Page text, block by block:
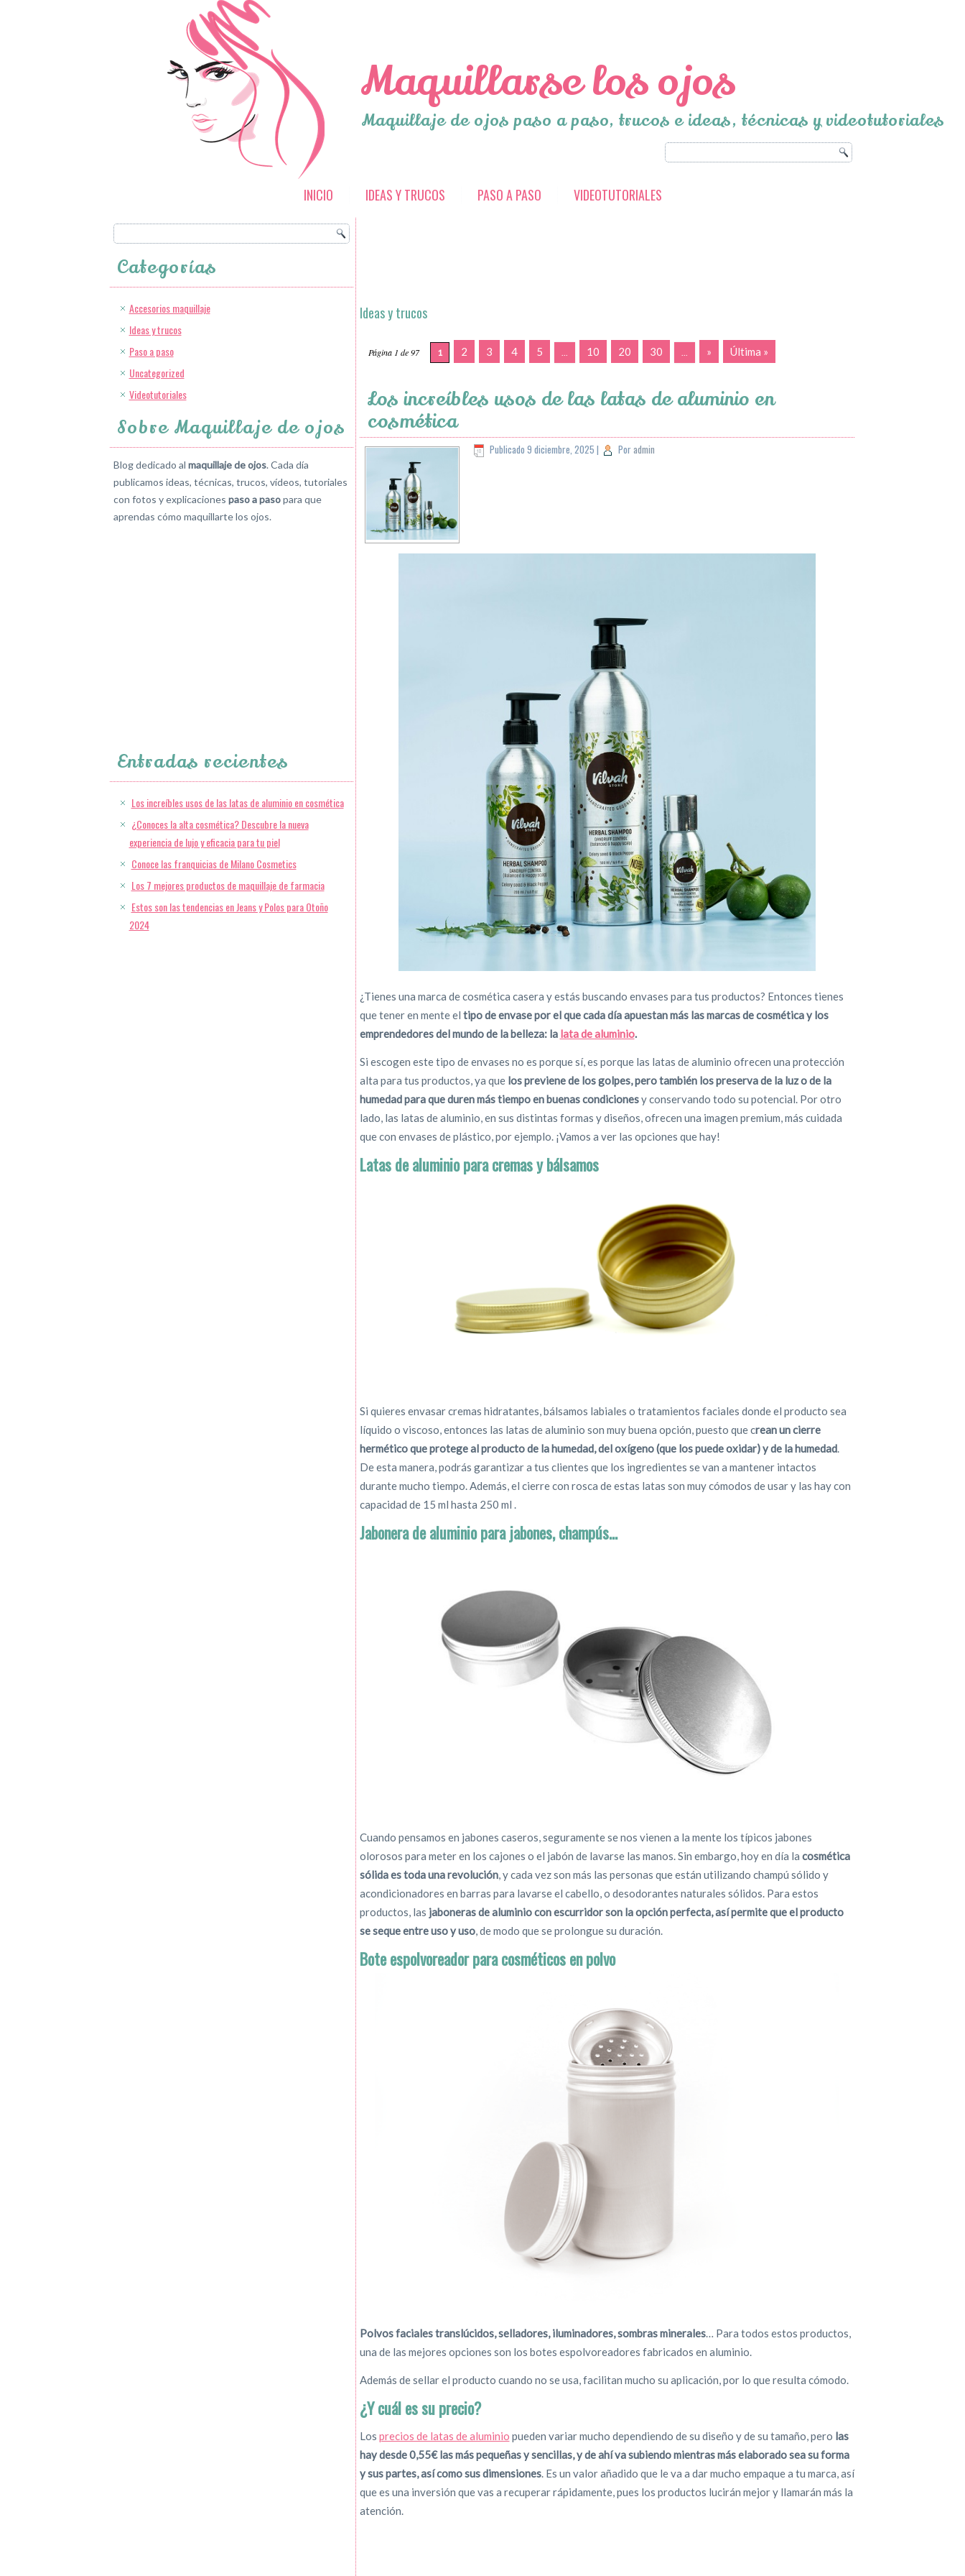
Maquillarse los ojos
Maquillaje de ojos paso a paso, trucos e ideas, técnicas y videotutoriales
INICIO IDEAS Y TRUCOS PASO A PASO VIDEOTUTORIALES
Categorías
Accesorios maquillaje
Ideas y trucos
Paso a paso
Uncategorized
Videotutoriales
Sobre Maquillaje de ojos
Blog dedicado al maquillaje de ojos. Cada día
publicamos ideas, técnicas, trucos, vídeos, tutoriales
con fotos y explicaciones paso a pasopara que
aprendas cómo maquillarte los ojos.
Entradas recientes
Los increíbles usos de las latas de aluminio en cosmética
¿Conoces la alta cosmética? Descubre la nueva
experiencia de lujo y eficacia para tu piel
Conoce las franquicias de Milano Cosmetics
Los 7 mejores productos de maquillaje de farmacia
Estos son las tendencias en Jeans y Polos para Otoño
2024
Ideas y trucos
Página 1 de 97 1 2 3 4 5 ... 10 20 30 ... » Última »
Los increíbles usos de las latas de aluminio en
cosmética
Publicado 9 diciembre, 2025 | Poradmin
¿Tienes una marca de cosmética casera y estás buscando envases para tus productos? Entonces tienes
que tener en mente el tipo de envase por el que cada día apuestan más las marcas de cosmética y los
emprendedores del mundo de la belleza: la lata de aluminio.
Si escogen este tipo de envases no es porque sí, es porque las latas de aluminio ofrecen una protección
alta para tus productos, ya que los previene de los golpes, pero también los preserva de la luz o de la
humedad para que duren más tiempo en buenas condicionesy conservando todo su potencial. Por otro
lado, las latas de aluminio, en sus distintas formas y diseños, ofrecen una imagen premium, más cuidada
que con envases de plástico, por ejemplo. ¡Vamos a ver las opciones que hay!
Latas de aluminio para cremas y bálsamos
Si quieres envasar cremas hidratantes, bálsamos labiales o tratamientos faciales donde el producto sea
líquido o viscoso, entonces las latas de aluminio son muy buena opción, puesto que crean un cierre
hermético que protege al producto de la humedad, del oxígeno (que los puede oxidar) y de la humedad.
De esta manera, podrás garantizar a tus clientes que los ingredientes se van a mantener intactos
durante mucho tiempo. Además, el cierre con rosca de estas latas son muy cómodos de usar y las hay con
capacidad de 15 ml hasta 250 ml .
Jabonera de aluminio para jabones, champús…
Cuando pensamos en jabones caseros, seguramente se nos vienen a la mente los típicos jabones
olorosos para meter en los cajones o el jabón de lavarse las manos. Sin embargo, hoy en día la cosmética
sólida es toda una revolución, y cada vez son más las personas que están utilizando champú sólido y
acondicionadores en barras para lavarse el cabello, o desodorantes naturales sólidos. Para estos
productos, las jaboneras de aluminio con escurridor son la opción perfecta, así permite que el producto
se seque entre uso y uso, de modo que se prolongue su duración.
Bote espolvoreador para cosméticos en polvo
Polvos faciales translúcidos, selladores, iluminadores, sombras minerales… Para todos estos productos,
una de las mejores opciones son los botes espolvoreadores fabricados en aluminio.
Además de sellar el producto cuando no se usa, facilitan mucho su aplicación, por lo que resulta cómodo.
¿Y cuál es su precio?
Los precios de latas de aluminio pueden variar mucho dependiendo de su diseño y de su tamaño, pero las
hay desde 0,55€ las más pequeñas y sencillas, y de ahí va subiendo mientras más elaborado sea su forma
y sus partes, así como sus dimensiones. Es un valor añadido que le va a dar mucho empaque a tu marca, así
que es una inversión que vas a recuperar rápidamente, pues los productos lucirán mejor y llamarán más la
atención.